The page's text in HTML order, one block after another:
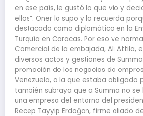
en ese país, le gustó lo que vio y
ellos”. Oner lo supo y lo recuerda
destacado como diplomático en la
Turquía en Caracas. Por eso ve
Comercial de la embajada, Ali Attila,
diversos actos y gestiones de
promoción de los negocios de
Venezuela, a la que estaba obligado
también subraya que a Summa no
una empresa del entorno del
Recep Tayyip Erdoğan, firme aliado